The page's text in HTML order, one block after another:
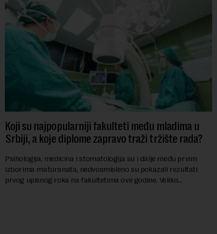
Koji su najpopularniji fakulteti među mladima u
Srbiji, a koje diplome zapravo traži tržište rada?
Psihologija, medicina i stomatologija su i dalje među prvim
izborima maturanata, nedvosmisleno su pokazali rezultati
prvog upisnog roka na fakultetima ove godine. Veliko